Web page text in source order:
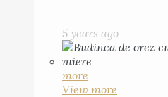
5 years ago
more
View more